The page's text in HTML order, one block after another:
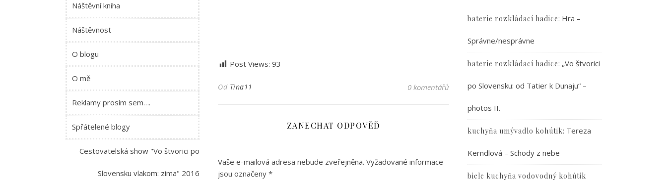
Náštěvní kniha
Náštěvnost
O blogu
O mě
Reklamy prosím sem….
Spřátelené blogy
Cestovatelská show "Vo štvorici po
Slovensku vlakom: zima" 2016
Post Views: 93
Od Tina11 0 komentářů
ZANECHAT ODPOVĚĎ
Vaše e-mailová adresa nebude zveřejněna. Vyžadované informace
jsou označeny *
baterie rozkládací hadice: Hra –
Správne/nesprávne
baterie rozkládací hadice: „Vo štvorici
po Slovensku: od Tatier k Dunaju“ –
photos II.
kuchyňa umývadlo kohútik: Tereza
Kerndlová – Schody z nebe
biele kuchyňa vodovodný kohútik